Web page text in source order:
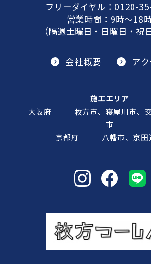
フリーダイヤル： 0120-
営業時間：9時～18
（隔週土曜日・日曜日・祝
会社概要 ア
施工エリア
大阪府 ｜ 枚方市、寝屋川市、
市
京都府 ｜ 八幡市、京田